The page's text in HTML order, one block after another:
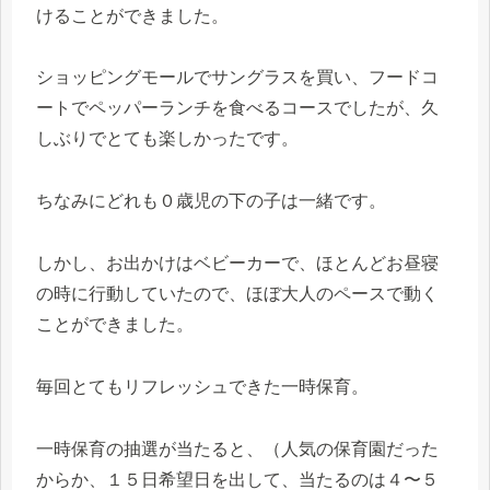
けることができました。
ショッピングモールでサングラスを買い、フードコ
ートでペッパーランチを食べるコースでしたが、久
しぶりでとても楽しかったです。
ちなみにどれも０歳児の下の子は一緒です。
しかし、お出かけはベビーカーで、ほとんどお昼寝
の時に行動していたので、ほぼ大人のペースで動く
ことができました。
毎回とてもリフレッシュできた一時保育。
一時保育の抽選が当たると、（人気の保育園だった
からか、１５日希望日を出して、当たるのは４〜５